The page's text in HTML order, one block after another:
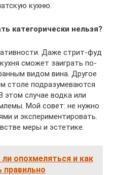
кухню.
категорически нельзя?
Даже стрит-фуд
сможет заиграть по-
видом вина. Другое
столе подразумеваются
этом случае водка или
Мой совет: не нужно
и экспериментировать.
меры и эстетике.
опохмеляться и как
правильно